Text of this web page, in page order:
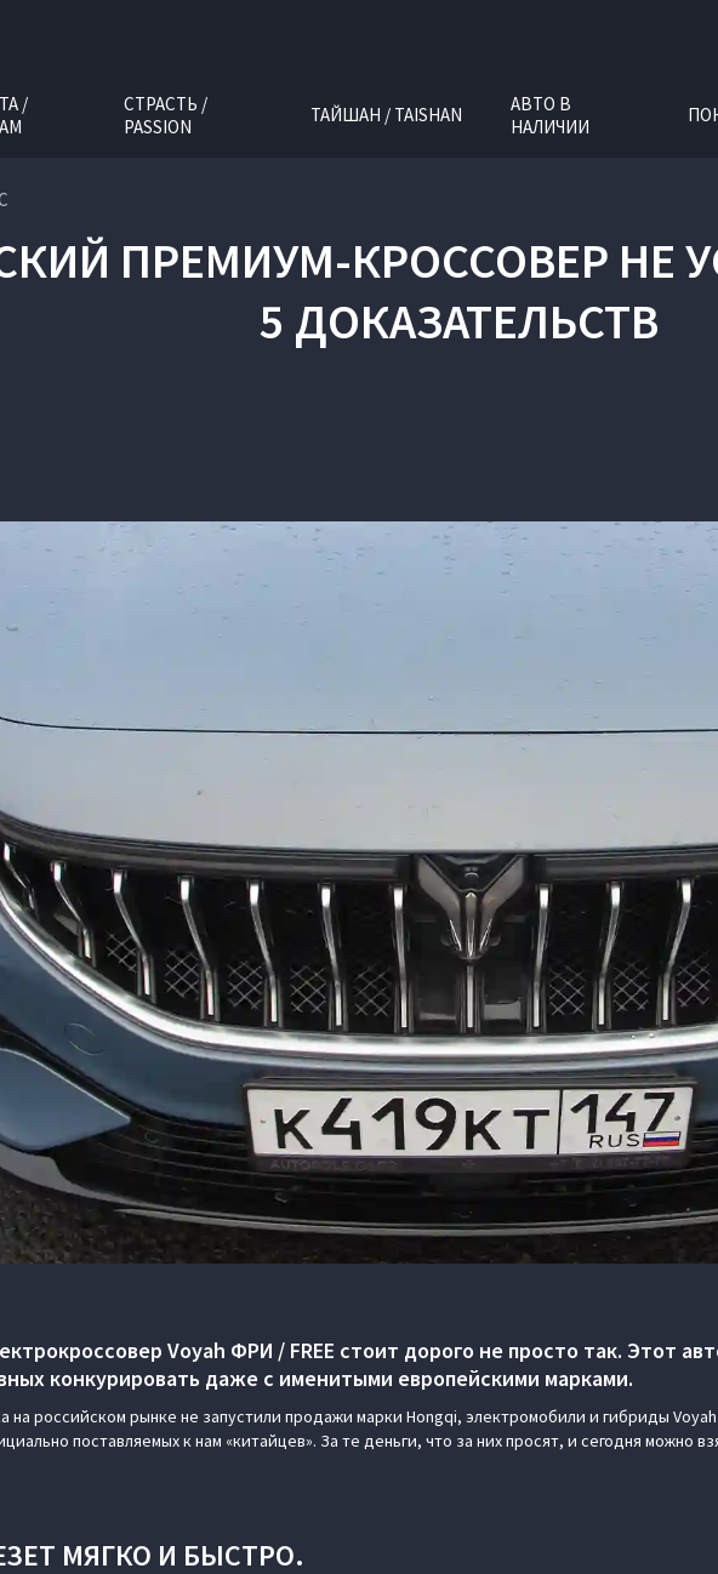
/
СТРАСТЬ /
PASSION
ТАЙШАН / TAISHAN
АВТО В
НАЛИЧИИ
ПРЕМИУМ-КРОССОВЕР НЕ
5 ДОКАЗАТЕЛЬСТВ
Voyah ФРИ / FREE стоит дорого не просто так. Этот
конкурировать даже с именитыми европейскими марками.
на российском рынке не запустили продажи марки Hongqi, электромобили и гибриды
поставляемых к нам «китайцев». За те деньги, что за них просят, и сегодня можно
МЯГКО И БЫСТРО.